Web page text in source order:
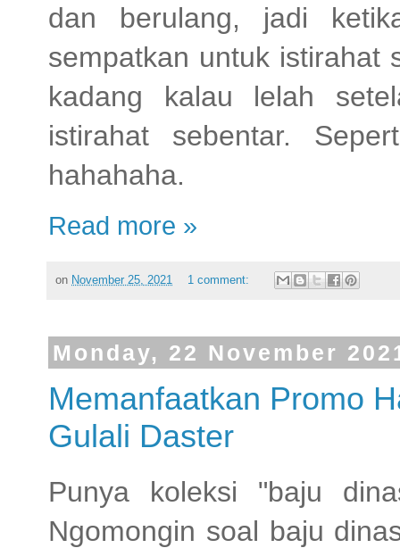
dan berulang, jadi
sempatkan untuk istirahat
kadang kalau lelah
istirahat sebentar.
hahahaha.
Read more »
on November 25, 2021 1 comment:
Monday, 22 November
Memanfaatkan Promo
Gulali Daster
Punya koleksi "baju
Ngomongin soal baju